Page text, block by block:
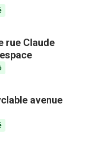
rue Claude
avenue